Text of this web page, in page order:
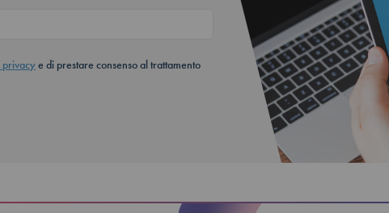
privacye di prestare consenso al trattamento